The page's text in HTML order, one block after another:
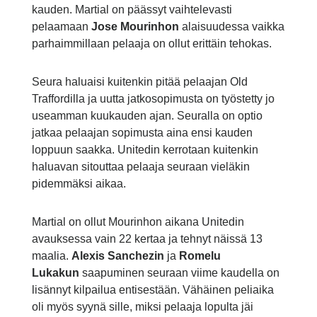
kauden. Martial on päässyt vaihtelevasti
pelaamaan Jose Mourinhon alaisuudessa vaikka
parhaimmillaan pelaaja on ollut erittäin tehokas.
Seura haluaisi kuitenkin pitää pelaajan Old
Traffordilla ja uutta jatkosopimusta on työstetty jo
useamman kuukauden ajan. Seuralla on optio
jatkaa pelaajan sopimusta aina ensi kauden
loppuun saakka. Unitedin kerrotaan kuitenkin
haluavan sitouttaa pelaaja seuraan vieläkin
pidemmäksi aikaa.
Martial on ollut Mourinhon aikana Unitedin
avauksessa vain 22 kertaa ja tehnyt näissä 13
maalia. Alexis Sanchezin ja Romelu
Lukakun saapuminen seuraan viime kaudella on
lisännyt kilpailua entisestään. Vähäinen peliaika
oli myös syynä sille, miksi pelaaja lopulta jäi